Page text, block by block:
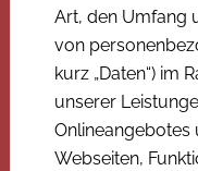
Art, den Umfang
von
kurz „Daten“) im
unserer
Webseiten,